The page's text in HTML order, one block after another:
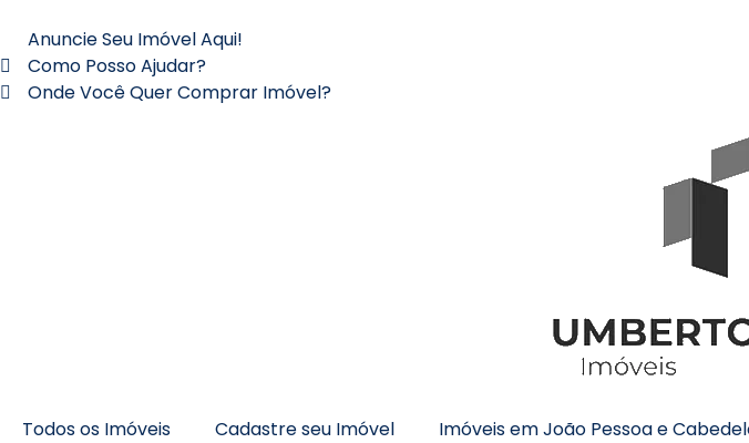
Anuncie Seu Imóvel Aqui!
Como Posso Ajudar?
Onde Você Quer Comprar Imóvel?
Todos os Imóveis Cadastre seu Imóvel Imóveis em João Pessoa e